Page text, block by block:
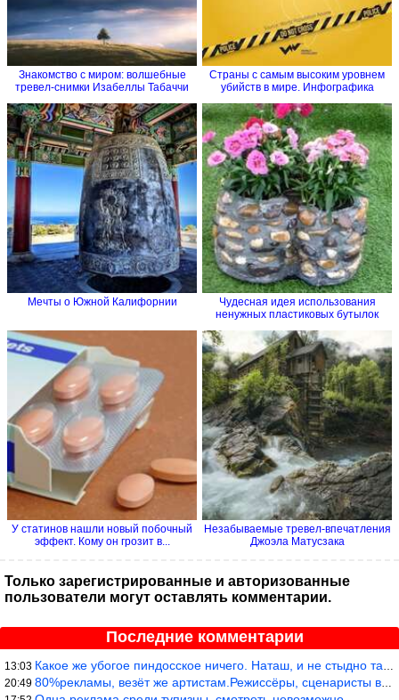
Знакомство с миром: волшебные
тревел-снимки Изабеллы Табаччи
Страны с самым высоким уровнем
убийств в мире. Инфографика
Мечты о Южной Калифорнии
Чудесная идея использования
ненужных пластиковых бутылок
У статинов нашли новый побочный
эффект. Кому он грозит в...
Незабываемые тревел-впечатления
Джоэла Матусзака
Только зарегистрированные и авторизованные
пользователи могут оставлять комментарии.
Последние комментарии
13:03 Какое же убогое пиндосское ничего. Наташ, и не стыдно такую фигн
20:49 80%рекламы, везёт же артистам.Режиссёры, сценаристы вы где или к